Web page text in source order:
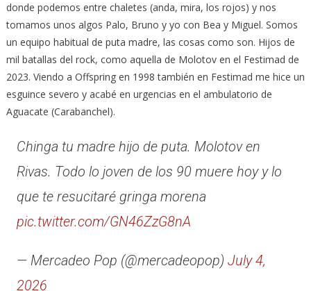
donde podemos entre chaletes (anda, mira, los rojos) y nos
tomamos unos algos Palo, Bruno y yo con Bea y Miguel. Somos
un equipo habitual de puta madre, las cosas como son. Hijos de
mil batallas del rock, como aquella de Molotov en el Festimad de
2023. Viendo a Offspring en 1998 también en Festimad me hice un
esguince severo y acabé en urgencias en el ambulatorio de
Aguacate (Carabanchel).
Chinga tu madre hijo de puta. Molotov en
Rivas. Todo lo joven de los 90 muere hoy y lo
que te resucitaré gringa morena
pic.twitter.com/GN46ZzG8nA
— Mercadeo Pop (@mercadeopop) July 4,
2026